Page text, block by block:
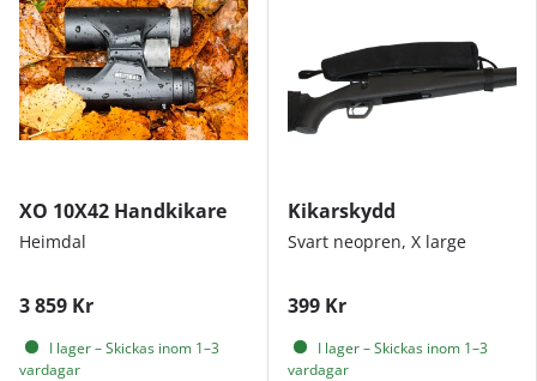
XO 10X42 Handkikare
Heimdal
3 859 Kr
I lager – Skickas inom 1–3
vardagar
Kikarskydd
Svart neopren, X large
399 Kr
I lager – Skickas inom 1–3
vardagar